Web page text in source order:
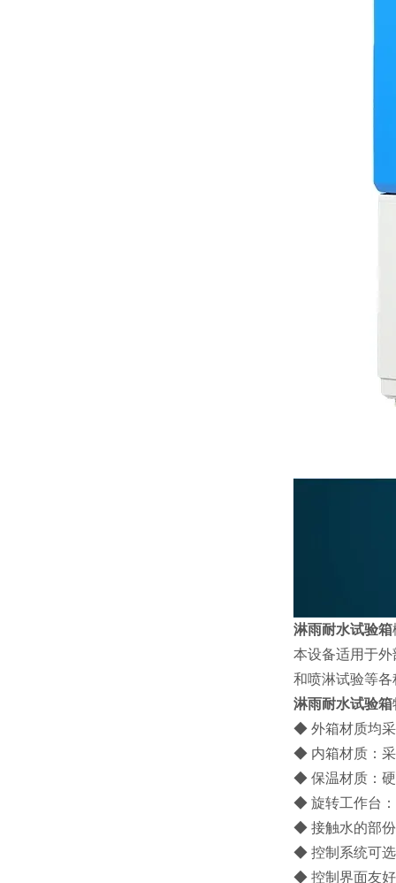
淋雨耐水试验箱
本设备适用于
和喷淋试验等
淋雨耐水试验箱
◆ 外箱材质均采
◆ 内箱材质：
◆ 保温材质：
◆ 旋转工作台
◆ 接触水的部
◆ 控制系统可
◆ 控制界面友